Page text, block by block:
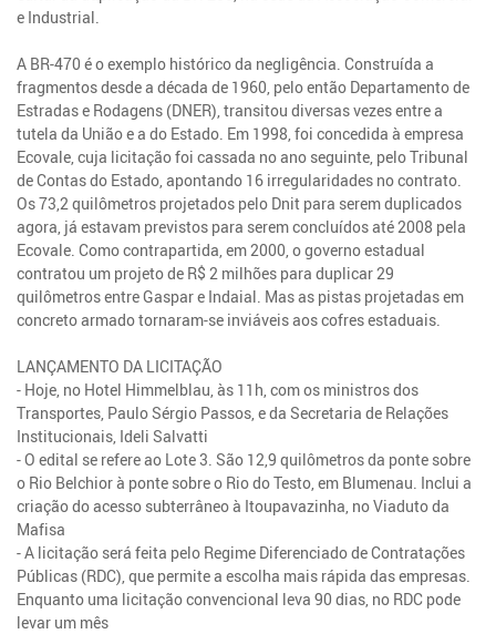
e Industrial.
A BR-470 é o exemplo histórico da negligência. Construída a
fragmentos desde a década de 1960, pelo então Departamento de
Estradas e Rodagens (DNER), transitou diversas vezes entre a
tutela da União e a do Estado. Em 1998, foi concedida à empresa
Ecovale, cuja licitação foi cassada no ano seguinte, pelo Tribunal
de Contas do Estado, apontando 16 irregularidades no contrato.
Os 73,2 quilômetros projetados pelo Dnit para serem duplicados
agora, já estavam previstos para serem concluídos até 2008 pela
Ecovale. Como contrapartida, em 2000, o governo estadual
contratou um projeto de R$ 2 milhões para duplicar 29
quilômetros entre Gaspar e Indaial. Mas as pistas projetadas em
concreto armado tornaram-se inviáveis aos cofres estaduais.
LANÇAMENTO DA LICITAÇÃO
- Hoje, no Hotel Himmelblau, às 11h, com os ministros dos
Transportes, Paulo Sérgio Passos, e da Secretaria de Relações
Institucionais, Ideli Salvatti
- O edital se refere ao Lote 3. São 12,9 quilômetros da ponte sobre
o Rio Belchior à ponte sobre o Rio do Testo, em Blumenau. Inclui a
criação do acesso subterrâneo à Itoupavazinha, no Viaduto da
Mafisa
- A licitação será feita pelo Regime Diferenciado de Contratações
Públicas (RDC), que permite a escolha mais rápida das empresas.
Enquanto uma licitação convencional leva 90 dias, no RDC pode
levar um mês